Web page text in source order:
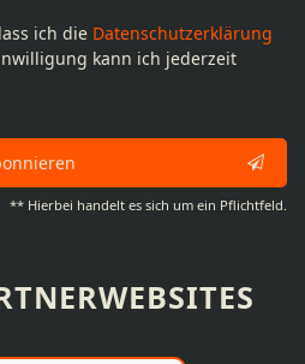
ich die Daten­schutz­erklärung
kann ich jederzeit
** Hierbei handelt es sich um ein Pflichtfeld.